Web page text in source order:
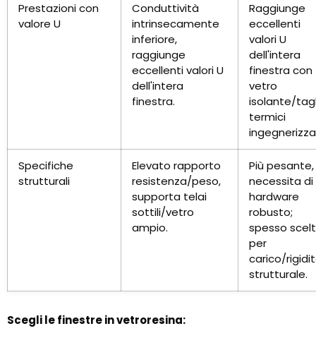
Prestazioni con
valore U
Conduttività
intrinsecamente
inferiore,
raggiunge
eccellenti valori U
dell'intera
finestra.
Raggiunge
eccellenti
valori U
dell'intera
finestra con
vetro
isolante/
termici
Specifiche
strutturali
Elevato rapporto
resistenza/peso,
supporta telai
sottili/vetro
ampio.
Più pesante,
necessita di
hardware
robusto;
spesso
per
carico/
strutturale.
Scegli le finestre in vetroresina: